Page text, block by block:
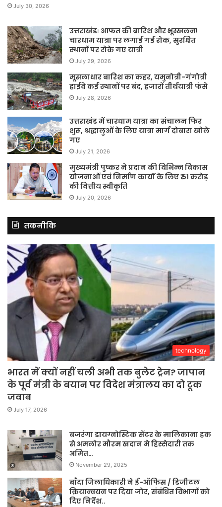
July 30, 2026
उत्तराखंडः आफत की बारिश और भूस्खलन!
चारधाम यात्रा पर लगाई गई रोक, सुरक्षित
स्थानों पर रोके गए यात्री
July 29, 2026
मूसलाधार बारिश का कहर, यमुनोत्री-गंगोत्री
हाईवे कई स्थानों पर बंद, हजारों तीर्थयात्री फंसे
July 28, 2026
उत्तराखंड में चारधाम यात्रा का संचालन फिर
शुरू, श्रद्धालुओं के लिए यात्रा मार्ग दोबारा खोले
गए
July 21, 2026
मुख्यमंत्री पुष्कर ने प्रदान की विभिन्न विकास
योजनाओं एवं निर्माण कार्यों के लिए ₹ 51 करोड़
की वित्तीय स्वीकृति
July 20, 2026
तकनीकि
technology
भारत में क्यों नहीं चली अभी तक बुलेट ट्रेन? जापान
के पूर्व मंत्री के बयान पर विदेश मंत्रालय का दो टूक
जवाब
July 17, 2026
बजरंगा डायग्नोस्टिक सेंटर के मालिकाना हक
से अमलोर मौरम खदान मे हिस्सेदारी तक
अमित…
November 29, 2025
बाँदा जिलाधिकारी ने ई-ऑफिस / डिजीटल
क्रियान्वयन पर दिया जोर, संबंधित विभागों को
दिए निर्देश..